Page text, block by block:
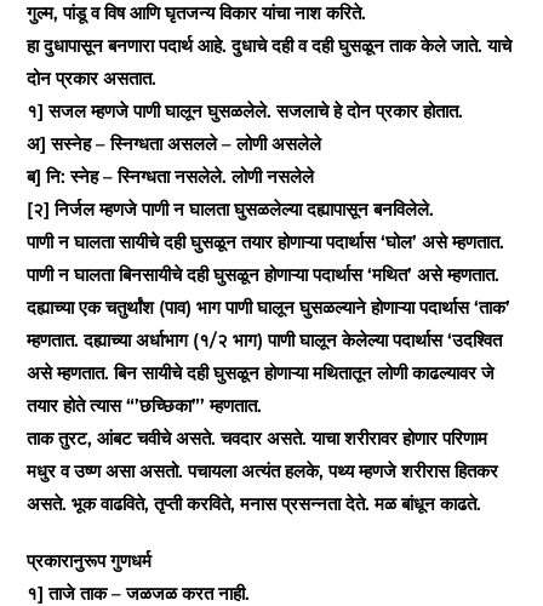
गुल्म, पांडू व विष आणि घृतजन्य विकार यांचा नाश करिते.
हा दुधापासून बनणारा पदार्थ आहे. दुधाचे दही व दही घुसळून ताक केले जाते. याचे
दोन प्रकार असतात.
१] सजल म्हणजे पाणी घालून घुसळलेले. सजलाचे हे दोन प्रकार होतात.
अ] सस्नेह – स्निग्धता असलले – लोणी असलेले
ब] नि: स्नेह – स्निग्धता नसलेले. लोणी नसलेले
[२] निर्जल म्हणजे पाणी न घालता घुसळलेल्या दह्यापासून बनविलेले.
पाणी न घालता सायीचे दही घुसळून तयार होणाऱ्या पदार्थास ‘घोल’ असे म्हणतात.
पाणी न घालता बिनसायीचे दही घुसळून होणाऱ्या पदार्थास ‘मथित’ असे म्हणतात.
दह्याच्या एक चतुर्थांश (पाव) भाग पाणी घालून घुसळल्याने होणाऱ्या पदार्थास ‘ताक’
म्हणतात. दह्याच्या अर्धाभाग (१/२ भाग) पाणी घालून केलेल्या पदार्थास ‘उदश्वित
असे म्हणतात. बिन सायीचे दही घुसळून होणाऱ्या मथितातून लोणी काढल्यावर जे
तयार होते त्यास “’छच्छिका”’ म्हणतात.
ताक तुरट, आंबट चवीचे असते. चवदार असते. याचा शरीरावर होणार परिणाम
मधुर व उष्ण असा असतो. पचायला अत्यंत हलके, पथ्य म्हणजे शरीरास हितकर
असते. भूक वाढविते, तृप्ती करविते, मनास प्रसन्नता देते. मळ बांधून काढते.
प्रकारानुरूप गुणधर्म
१] ताजे ताक – जळजळ करत नाही.